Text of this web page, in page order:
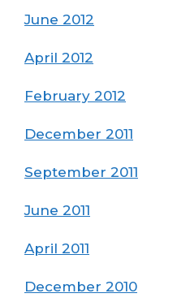
June 2012
April 2012
February 2012
December 2011
September 2011
June 2011
April 2011
December 2010